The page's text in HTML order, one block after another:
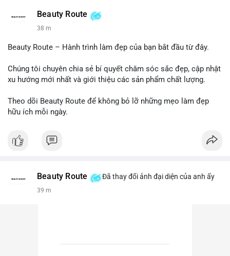
Beauty Route
38 m
Beauty Route – Hành trình làm đẹp của bạn bắt đầu từ đây.
Chúng tôi chuyên chia sẻ bí quyết chăm sóc sắc đẹp, cập nhật
xu hướng mới nhất và giới thiệu các sản phẩm chất lượng.
Theo dõi Beauty Route để không bỏ lỡ những mẹo làm đẹp
hữu ích mỗi ngày.
Beauty Route Đã thay đổi ảnh đại diện của anh ấy
39 m